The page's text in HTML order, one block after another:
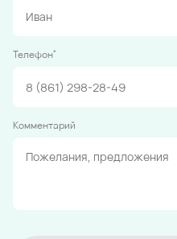
Телефон*
Комментарий